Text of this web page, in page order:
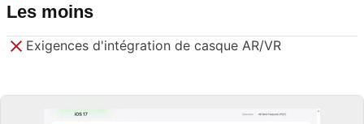
Les moins
Exigences d'intégration de casque AR/VR